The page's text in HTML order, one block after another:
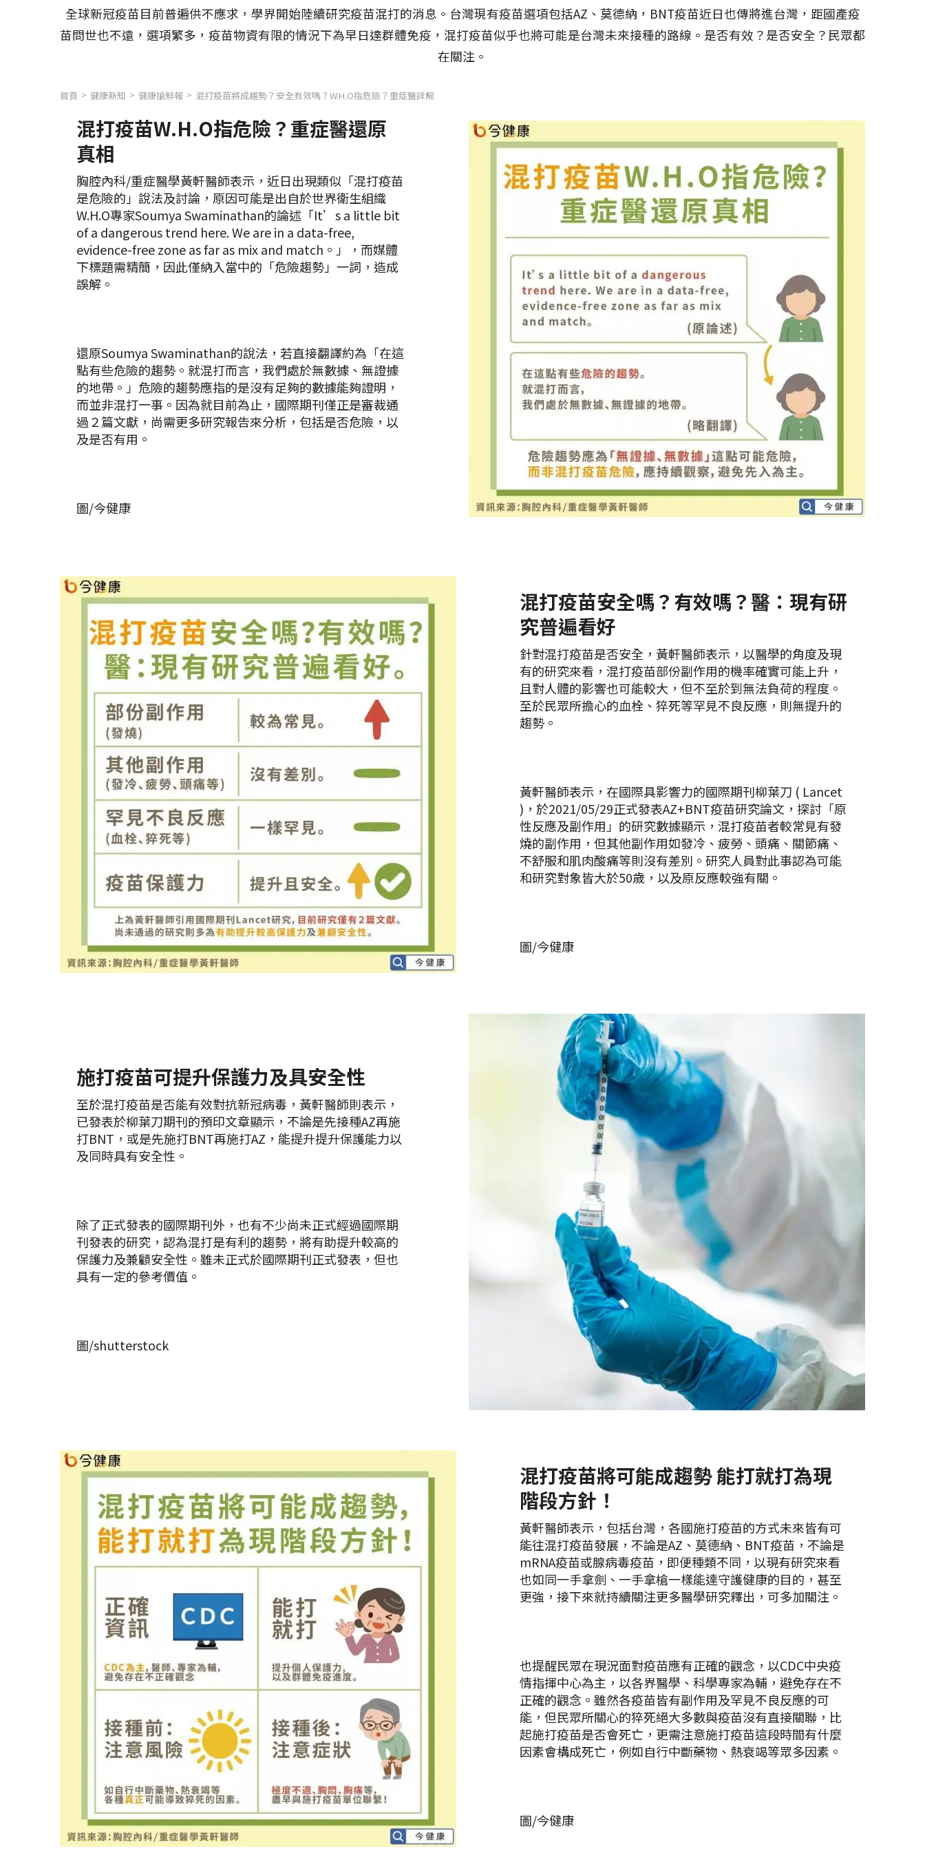
全球新冠疫苗目前普遍供不應求，學界開始陸續研究疫苗混打的消息。台灣現有疫苗選項包括AZ、莫德納，BNT疫苗近日也傳將進台灣，距國產疫
苗問世也不遠，選項繁多，疫苗物資有限的情況下為早日達群體免疫，混打疫苗似乎也將可能是台灣未來接種的路線。是否有效？是否安全？民眾都
在關注。
首頁 健康新知 健康搶鮮報 混打疫苗將成趨勢？安全有效嗎？W.H.O指危險？重症醫詳解
混打疫苗W.H.O指危險？重症醫還原
真相
胸腔內科/重症醫學黃軒醫師表示，近日出現類似「混打疫苗
是危險的」說法及討論，原因可能是出自於世界衛生組織
W.H.O專家Soumya Swaminathan的論述「It’s a little bit
of a dangerous trend here. We are in a data-free,
evidence-free zone as far as mix and match。」，而媒體
下標題需精簡，因此僅納入當中的「危險趨勢」一詞，造成
誤解。
還原Soumya Swaminathan的說法，若直接翻譯約為「在這
點有些危險的趨勢。就混打而言，我們處於無數據、無證據
的地帶。」危險的趨勢應指的是沒有足夠的數據能夠證明，
而並非混打一事。因為就目前為止，國際期刊僅正是審裁通
過２篇文獻，尚需更多研究報告來分析，包括是否危險，以
及是否有用。
圖/今健康
混打疫苗安全嗎？有效嗎？醫：現有研
究普遍看好
針對混打疫苗是否安全，黃軒醫師表示，以醫學的角度及現
有的研究來看，混打疫苗部份副作用的機率確實可能上升，
且對人體的影響也可能較大，但不至於到無法負荷的程度。
至於民眾所擔心的血栓、猝死等罕見不良反應，則無提升的
趨勢。
黃軒醫師表示，在國際具影響力的國際期刊柳葉刀 ( Lancet
)，於2021/05/29正式發表AZ+BNT疫苗研究論文，探討「原
性反應及副作用」的研究數據顯示，混打疫苗者較常見有發
燒的副作用，但其他副作用如發冷、疲勞、頭痛、關節痛、
不舒服和肌肉酸痛等則沒有差別。研究人員對此事認為可能
和研究對象皆大於50歲，以及原反應較強有關。
圖/今健康
施打疫苗可提升保護力及具安全性
至於混打疫苗是否能有效對抗新冠病毒，黃軒醫師則表示，
已發表於柳葉刀期刊的預印文章顯示，不論是先接種AZ再施
打BNT，或是先施打BNT再施打AZ，能提升提升保護能力以
及同時具有安全性。
除了正式發表的國際期刊外，也有不少尚未正式經過國際期
刊發表的研究，認為混打是有利的趨勢，將有助提升較高的
保護力及兼顧安全性。雖未正式於國際期刊正式發表，但也
具有一定的參考價值。
圖/shutterstock
混打疫苗將可能成趨勢 能打就打為現
階段方針！
黃軒醫師表示，包括台灣，各國施打疫苗的方式未來皆有可
能往混打疫苗發展，不論是AZ、莫德納、BNT疫苗，不論是
mRNA疫苗或腺病毒疫苗，即便種類不同，以現有研究來看
也如同一手拿劍、一手拿槍一樣能達守護健康的目的，甚至
更強，接下來就持續關注更多醫學研究釋出，可多加關注。
也提醒民眾在現況面對疫苗應有正確的觀念，以CDC中央疫
情指揮中心為主，以各界醫學、科學專家為輔，避免存在不
正確的觀念。雖然各疫苗皆有副作用及罕見不良反應的可
能，但民眾所關心的猝死絕大多數與疫苗沒有直接關聯，比
起施打疫苗是否會死亡，更需注意施打疫苗這段時間有什麼
因素會構成死亡，例如自行中斷藥物、熱衰竭等眾多因素。
圖/今健康